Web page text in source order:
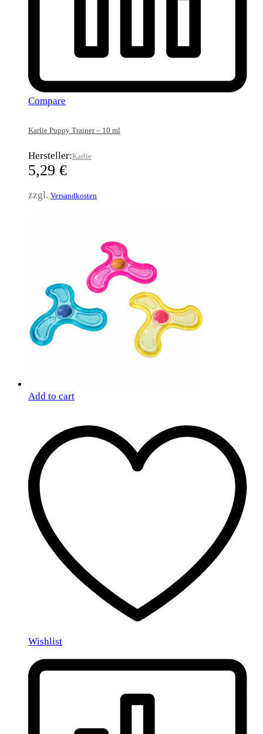
Compare
Karlie Puppy Trainer – 10 ml
Hersteller:Karlie
5,29 €
zzgl. Versandkosten
Add to cart
Wishlist